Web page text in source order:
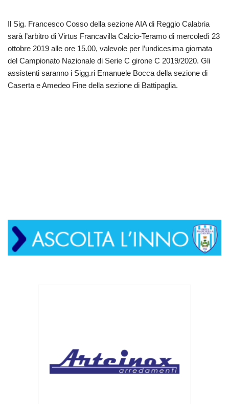
Il Sig. Francesco Cosso della sezione AIA di Reggio Calabria
sarà l’arbitro di Virtus Francavilla Calcio-Teramo di mercoledì 23
ottobre 2019 alle ore 15.00, valevole per l’undicesima giornata
del Campionato Nazionale di Serie C girone C 2019/2020. Gli
assistenti saranno i Sigg.ri Emanuele Bocca della sezione di
Caserta e Amedeo Fine della sezione di Battipaglia.